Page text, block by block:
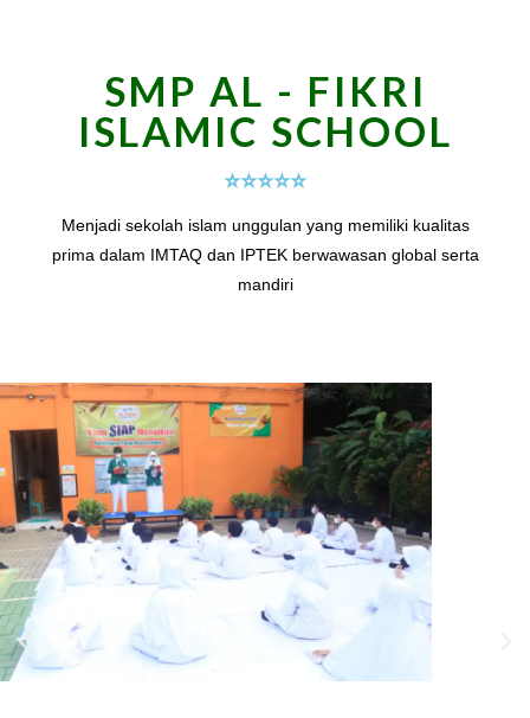
SMP AL - FIKRI
ISLAMIC SCHOOL
⭐️⭐️⭐️⭐️⭐️
Menjadi sekolah islam unggulan yang memiliki kualitas
prima dalam IMTAQ dan IPTEK berwawasan global serta
mandiri